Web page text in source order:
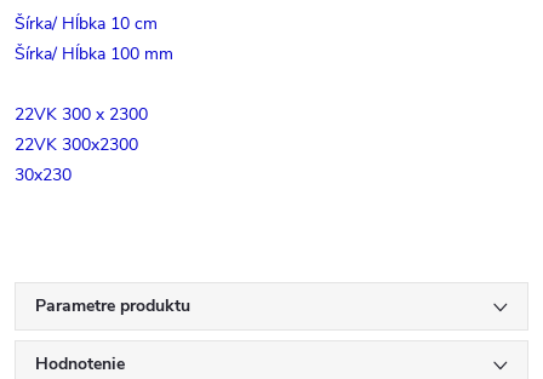
Šírka/ Hĺbka 10 cm
Šírka/ Hĺbka 100 mm
22VK 300 x 2300
22VK 300x2300
30x230
Parametre produktu
Hodnotenie